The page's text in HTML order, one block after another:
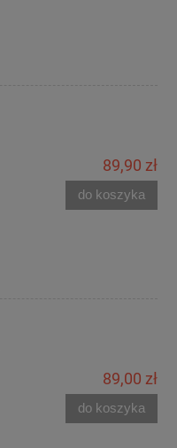
89,90 zł
do koszyka
89,00 zł
do koszyka